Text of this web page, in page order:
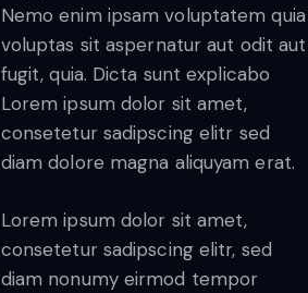
Nemo enim ipsam voluptatem quia
voluptas sit aspernatur aut odit aut
fugit, quia. Dicta sunt explicabo
Lorem ipsum dolor sit amet,
consetetur sadipscing elitr sed
diam dolore magna aliquyam erat.
Lorem ipsum dolor sit amet,
consetetur sadipscing elitr, sed
diam nonumy eirmod tempor